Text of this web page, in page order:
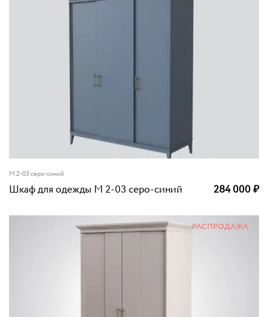
M 2-03 серо-синий
Шкаф для одежды M 2-03 серо-синий 284 000₽
РАСПРОДАЖА